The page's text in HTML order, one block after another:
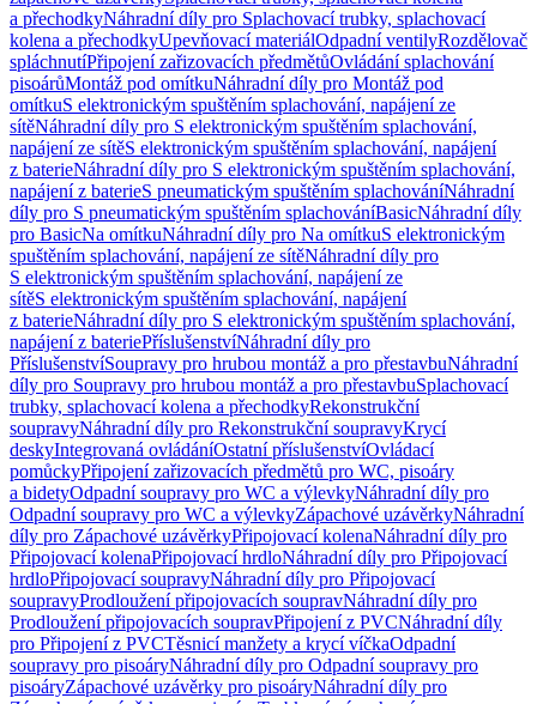
a přechodkyNáhradní díly pro Splachovací trubky, splachovací
kolena a přechodkyUpevňovací materiálOdpadní ventilyRozdělovač
spláchnutíPřipojení zařizovacích předmětůOvládání splachování
pisoárůMontáž pod omítkuNáhradní díly pro Montáž pod
omítkuS elektronickým spuštěním splachování, napájení ze
sítěNáhradní díly pro S elektronickým spuštěním splachování,
napájení ze sítěS elektronickým spuštěním splachování, napájení
z baterieNáhradní díly pro S elektronickým spuštěním splachování,
napájení z baterieS pneumatickým spuštěním splachováníNáhradní
díly pro S pneumatickým spuštěním splachováníBasicNáhradní díly
pro BasicNa omítkuNáhradní díly pro Na omítkuS elektronickým
spuštěním splachování, napájení ze sítěNáhradní díly pro
S elektronickým spuštěním splachování, napájení ze
sítěS elektronickým spuštěním splachování, napájení
z baterieNáhradní díly pro S elektronickým spuštěním splachování,
napájení z bateriePříslušenstvíNáhradní díly pro
PříslušenstvíSoupravy pro hrubou montáž a pro přestavbuNáhradní
díly pro Soupravy pro hrubou montáž a pro přestavbuSplachovací
trubky, splachovací kolena a přechodkyRekonstrukční
soupravyNáhradní díly pro Rekonstrukční soupravyKrycí
deskyIntegrovaná ovládáníOstatní příslušenstvíOvládací
pomůckyPřipojení zařizovacích předmětů pro WC, pisoáry
a bidetyOdpadní soupravy pro WC a výlevkyNáhradní díly pro
Odpadní soupravy pro WC a výlevkyZápachové uzávěrkyNáhradní
díly pro Zápachové uzávěrkyPřipojovací kolenaNáhradní díly pro
Připojovací kolenaPřipojovací hrdloNáhradní díly pro Připojovací
hrdloPřipojovací soupravyNáhradní díly pro Připojovací
soupravyProdloužení připojovacích soupravNáhradní díly pro
Prodloužení připojovacích soupravPřipojení z PVCNáhradní díly
pro Připojení z PVCTěsnicí manžety a krycí víčkaOdpadní
soupravy pro pisoáryNáhradní díly pro Odpadní soupravy pro
pisoáryZápachové uzávěrky pro pisoáryNáhradní díly pro